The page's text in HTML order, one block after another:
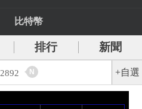
比特幣
排行
新聞
2892 N +自選